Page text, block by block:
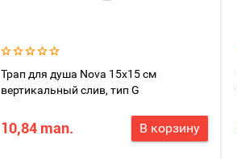
Трап для душа Nova 15x15 см
вертикальный слив, тип G
10,84 man. В корзину